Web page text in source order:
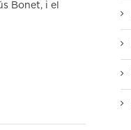
Bonet, i el